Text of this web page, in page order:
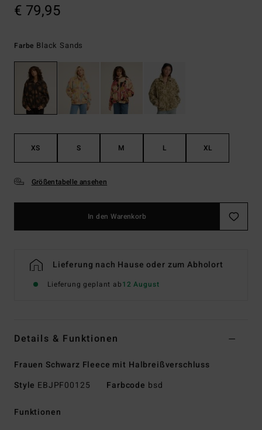
€ 79,95
Farbe Black Sands
XS S M L XL
Größentabelle ansehen
In den Warenkorb
Lieferung nach Hause oder zum Abholort
Lieferung geplant ab12 August
Details & Funktionen
Frauen Schwarz Fleece mit Halbreißverschluss
Style EBJPF00125 Farbcode bsd
Funktionen